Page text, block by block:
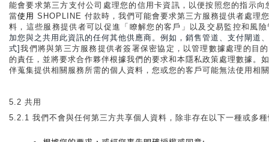
能會要求第三方支付公司處理您的信用卡資訊，以便按照您的指示向
當使用 SHOPLINE 付款時，我們可能會要求第三方服務提供者處理
料，這些服務提供者可以促進「瞭解您的客戶」以及交易監控和風
加您與之共用此資訊的任何其他供應商。例如，銷售管道、支付閘道
式]我們將與第三方服務提供者簽署保密協定，以管理數據處理的目
的責任，並將要求合作夥伴根據我們的要求和本隱私政策處理數據。
伴蒐集提供相關服務所需的個人資料，您或您的客戶可能無法使用相
5.2 共用
5.2.1 我們不會與任何第三方共享個人資料，除非存在以下一種或多